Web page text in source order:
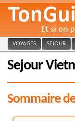
VOYAGES SEJOUR
Sejour
Sommaire